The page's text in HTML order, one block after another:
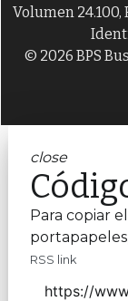
Volumen 24.100,
© 2026 BPS
close
Para copiar
RSS link